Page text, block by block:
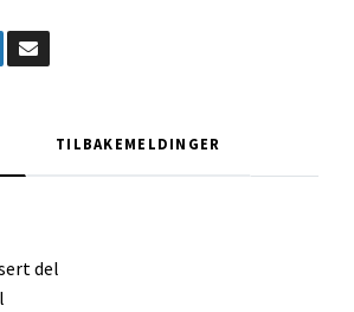
TILBAKEMELDINGER
del